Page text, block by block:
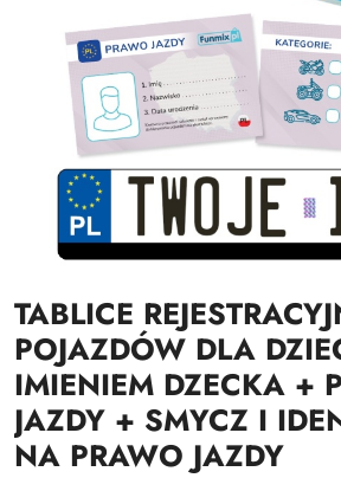
TABLICE
POJAZDÓW DLA
IMIENIEM DZECKA +
JAZDY + SMYCZ I
NA PRAWO JAZDY